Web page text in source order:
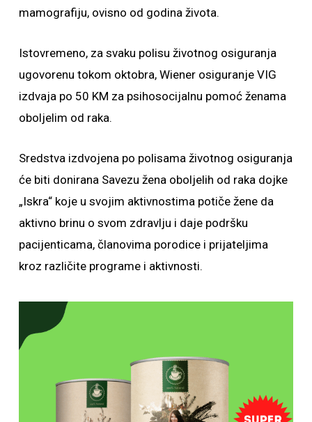
mamografiju, ovisno od godina života.
Istovremeno, za svaku polisu životnog osiguranja
ugovorenu tokom oktobra, Wiener osiguranje VIG
izdvaja po 50 KM za psihosocijalnu pomoć ženama
oboljelim od raka.
Sredstva izdvojena po polisama životnog osiguranja
će biti donirana Savezu žena oboljelih od raka dojke
„Iskra“ koje u svojim aktivnostima potiče žene da
aktivno brinu o svom zdravlju i daje podršku
pacijenticama, članovima porodice i prijateljima
kroz različite programe i aktivnosti.